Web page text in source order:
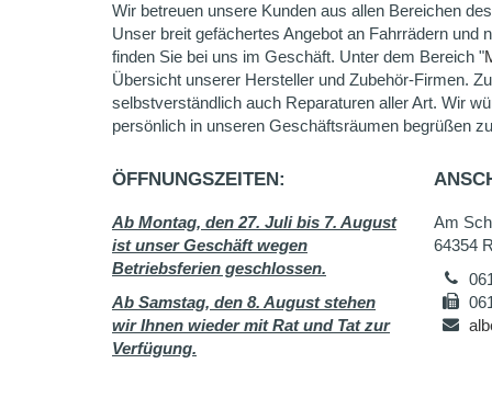
Wir betreuen unsere Kunden aus allen Bereichen
Unser breit gefächertes Angebot an Fahrrädern und
finden Sie bei uns im Geschäft. Unter dem Bereich "
Übersicht unserer Hersteller und Zubehör-Firmen.
selbstverständlich auch Reparaturen aller Art. Wir
persönlich in unseren Geschäftsräumen begrüßen
ÖFFNUNGSZEITEN:
Ab Montag, den 27. Juli bis 7. August
ist unser Geschäft wegen
Betriebsferien geschlossen.
Ab Samstag, den 8. August stehen
wir Ihnen wieder mit Rat und Tat zur
Verfügung.
Am
64354